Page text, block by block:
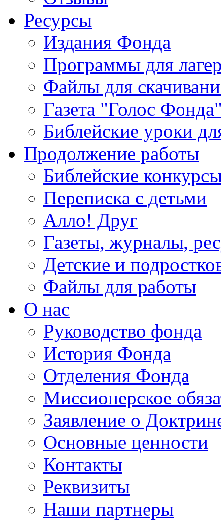
Ресурсы
Издания Фонда
Программы для
Файлы для
Газета "Голос
Библейские уроки
Продолжение работы
Библейские
Переписка с детьми
Алло! Друг
Газеты, журналы,
Детские и
Файлы для работы
О нас
Руководство фонда
История Фонда
Отделения Фонда
Миссионерское
Заявление о
Основные ценности
Контакты
Реквизиты
Наши партнеры